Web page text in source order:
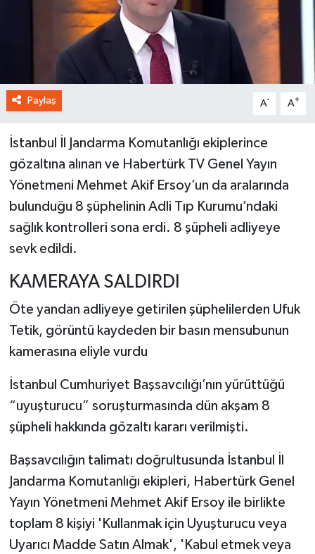
Paylaş A- A+
İstanbul İl Jandarma Komutanlığı ekiplerince
gözaltına alınan ve Habertürk TV Genel Yayın
Yönetmeni Mehmet Akif Ersoy’un da aralarında
bulunduğu 8 şüphelinin Adli Tıp Kurumu’ndaki
sağlık kontrolleri sona erdi. 8 şüpheli adliyeye
sevk edildi.
KAMERAYA SALDIRDI
Öte yandan adliyeye getirilen şüphelilerden Ufuk
Tetik, görüntü kaydeden bir basın mensubunun
kamerasına eliyle vurdu
İstanbul Cumhuriyet Başsavcılığı’nın yürüttüğü
“uyuşturucu” soruşturmasında dün akşam 8
şüpheli hakkında gözaltı kararı verilmişti.
Başsavcılığın talimatı doğrultusunda İstanbul İl
Jandarma Komutanlığı ekipleri, Habertürk Genel
Yayın Yönetmeni Mehmet Akif Ersoy ile birlikte
toplam 8 kişiyi 'Kullanmak için Uyuşturucu veya
Uyarıcı Madde Satın Almak', 'Kabul etmek veya